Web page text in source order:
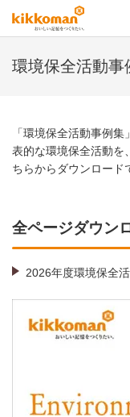
環境保全活動事
「環境保全活動事例
表的な環境保全活動を
ちらからダウンロード
全ページダウン
2026年度環境保全